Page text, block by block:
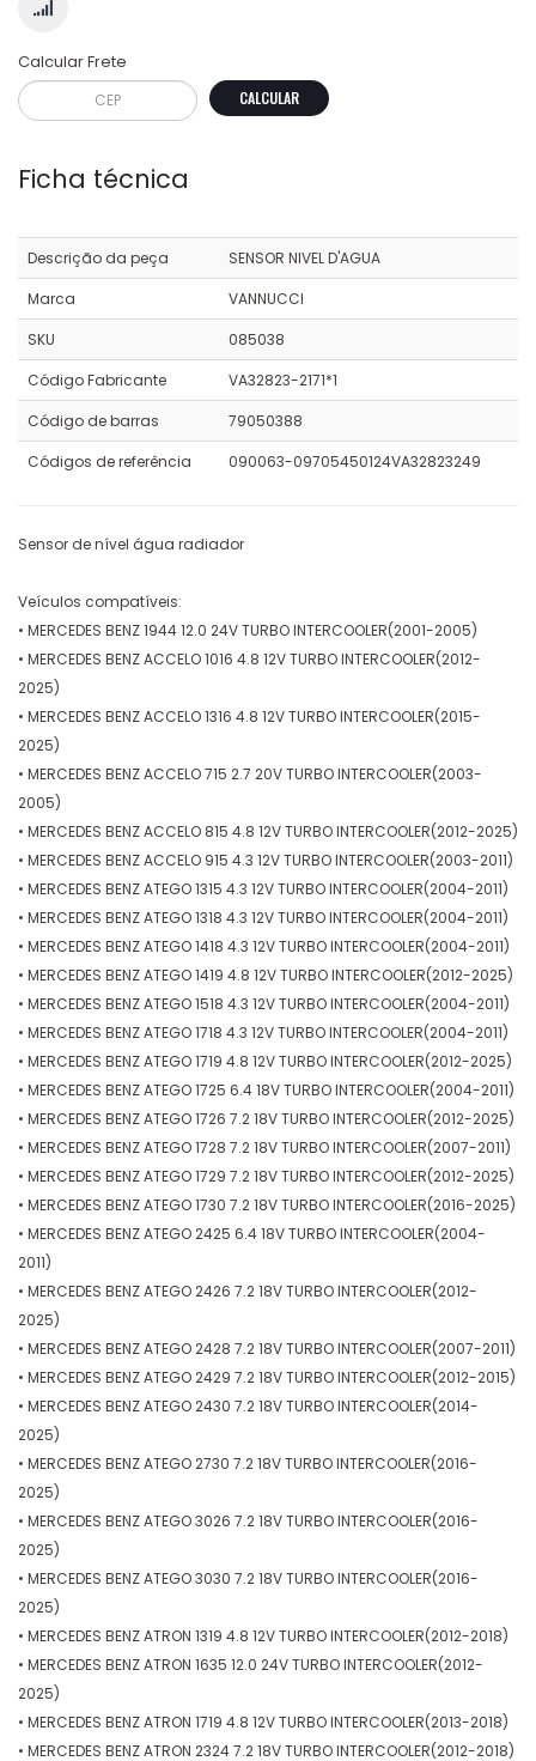
Calcular Frete
CALCULAR
Ficha técnica
Descrição da peça
SENSOR NIVEL D'AGUA
Marca
VANNUCCI
SKU
085038
Código Fabricante
VA32823-2171*1
Código de barras
79050388
Códigos de referência
090063-09705450124VA32823249
Sensor de nível água radiador
Veículos compatíveis:
• MERCEDES BENZ 1944 12.0 24V TURBO INTERCOOLER(2001-2005)
• MERCEDES BENZ ACCELO 1016 4.8 12V TURBO INTERCOOLER(2012-
2025)
• MERCEDES BENZ ACCELO 1316 4.8 12V TURBO INTERCOOLER(2015-
2025)
• MERCEDES BENZ ACCELO 715 2.7 20V TURBO INTERCOOLER(2003-
2005)
• MERCEDES BENZ ACCELO 815 4.8 12V TURBO INTERCOOLER(2012-2025)
• MERCEDES BENZ ACCELO 915 4.3 12V TURBO INTERCOOLER(2003-2011)
• MERCEDES BENZ ATEGO 1315 4.3 12V TURBO INTERCOOLER(2004-2011)
• MERCEDES BENZ ATEGO 1318 4.3 12V TURBO INTERCOOLER(2004-2011)
• MERCEDES BENZ ATEGO 1418 4.3 12V TURBO INTERCOOLER(2004-2011)
• MERCEDES BENZ ATEGO 1419 4.8 12V TURBO INTERCOOLER(2012-2025)
• MERCEDES BENZ ATEGO 1518 4.3 12V TURBO INTERCOOLER(2004-2011)
• MERCEDES BENZ ATEGO 1718 4.3 12V TURBO INTERCOOLER(2004-2011)
• MERCEDES BENZ ATEGO 1719 4.8 12V TURBO INTERCOOLER(2012-2025)
• MERCEDES BENZ ATEGO 1725 6.4 18V TURBO INTERCOOLER(2004-2011)
• MERCEDES BENZ ATEGO 1726 7.2 18V TURBO INTERCOOLER(2012-2025)
• MERCEDES BENZ ATEGO 1728 7.2 18V TURBO INTERCOOLER(2007-2011)
• MERCEDES BENZ ATEGO 1729 7.2 18V TURBO INTERCOOLER(2012-2025)
• MERCEDES BENZ ATEGO 1730 7.2 18V TURBO INTERCOOLER(2016-2025)
• MERCEDES BENZ ATEGO 2425 6.4 18V TURBO INTERCOOLER(2004-
2011)
• MERCEDES BENZ ATEGO 2426 7.2 18V TURBO INTERCOOLER(2012-
2025)
• MERCEDES BENZ ATEGO 2428 7.2 18V TURBO INTERCOOLER(2007-2011)
• MERCEDES BENZ ATEGO 2429 7.2 18V TURBO INTERCOOLER(2012-2015)
• MERCEDES BENZ ATEGO 2430 7.2 18V TURBO INTERCOOLER(2014-
2025)
• MERCEDES BENZ ATEGO 2730 7.2 18V TURBO INTERCOOLER(2016-
2025)
• MERCEDES BENZ ATEGO 3026 7.2 18V TURBO INTERCOOLER(2016-
2025)
• MERCEDES BENZ ATEGO 3030 7.2 18V TURBO INTERCOOLER(2016-
2025)
• MERCEDES BENZ ATRON 1319 4.8 12V TURBO INTERCOOLER(2012-2018)
• MERCEDES BENZ ATRON 1635 12.0 24V TURBO INTERCOOLER(2012-
2025)
• MERCEDES BENZ ATRON 1719 4.8 12V TURBO INTERCOOLER(2013-2018)
• MERCEDES BENZ ATRON 2324 7.2 18V TURBO INTERCOOLER(2012-2018)